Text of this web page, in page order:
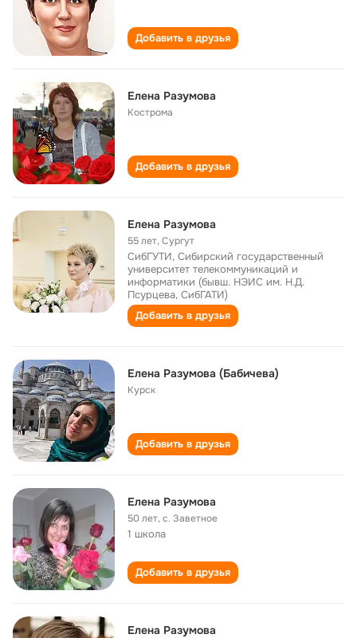
Добавить в друзья
Елена Разумова
Кострома
Добавить в друзья
Елена Разумова
55 лет,Сургут
СибГУТИ, Сибирский государственный
университет телекоммуникаций и
информатики (бывш. НЭИС им. Н.Д.
Псурцева, СибГАТИ)
Добавить в друзья
Елена Разумова (Бабичева)
Курск
Добавить в друзья
Елена Разумова
50 лет,с. Заветное
1 школа
Добавить в друзья
Елена Разумова